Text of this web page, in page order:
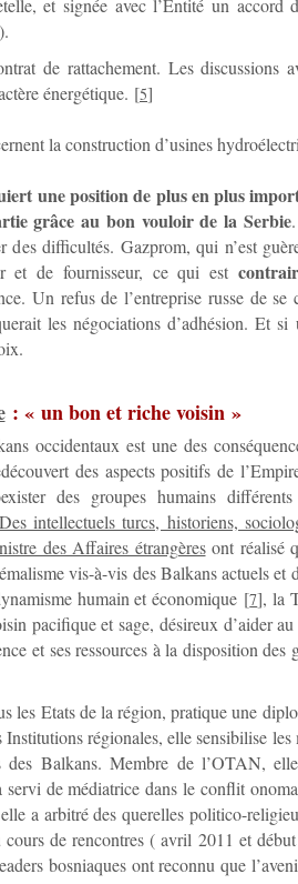
et signée avec l’Entité un accord
de rattachement. Les discussions
énergétique. [5]
la construction d’usines
une position de plus en plus
grâce au bon vouloir de la Serbie.
des difficultés. Gazprom, qui n’est
et de fournisseur, ce qui est
Un refus de l’entreprise russe de se
les négociations d’adhésion. Et
: « un bon et riche voisin »
occidentaux est une des
des aspects positifs de
des groupes humains
Des intellectuels turcs, historiens,
des Affaires étrangèresont réalisé
vis-à-vis des Balkans actuels et
humain et économique [7], la
pacifique et sage, désireux d’aider
et ses ressources à la disposition des
les Etats de la région, pratique une
Institutions régionales, elle sensibilise les
des Balkans. Membre de l’OTAN,
de médiatrice dans le conflit
a arbitré des querelles politico-
de rencontres ( avril 2011 et
bosniaques ont reconnu que